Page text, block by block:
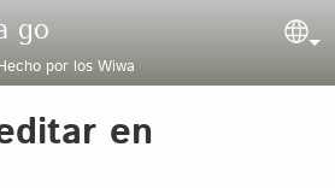
go
por los Wiwa
en